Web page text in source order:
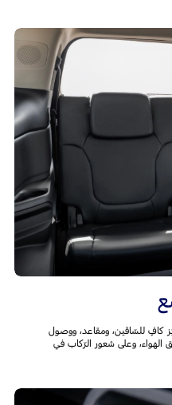
كافٍ للسّاقين، ومقاعد، ووصول
الهواء، وعلى شعور الرّكاب في